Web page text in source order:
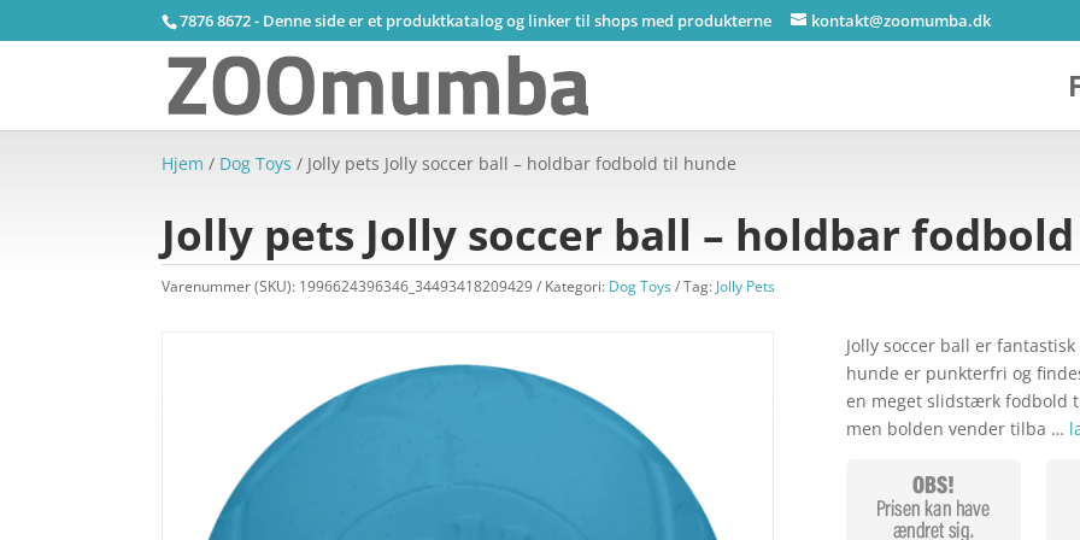
7876 8672 - Denne side er et produktkatalog og linker til shops med produkterne kontakt@zoomumba.dk
Hjem / Dog Toys / Jolly pets Jolly soccer ball – holdbar fodbold til hunde
Jolly pets Jolly soccer ball – holdbar
Varenummer (SKU): 1996624396346_34493418209429 Kategori: Dog Toys Tag: Jolly Pets
Jolly soccer ball er
hunde er punkterfri og
en meget slidstærk fodbold
men bolden vender tilba …